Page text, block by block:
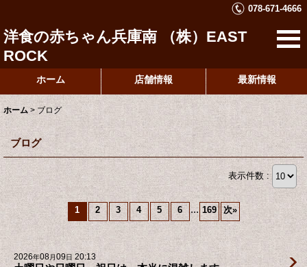
078-671-4666
洋食の赤ちゃん兵庫南 （株）EAST
ROCK
ホーム 店舗情報 最新情報
ホーム > ブログ
ブログ
表示件数 :
1 2 3 4 5 6 ... 169 次»
2026年08月09日 20:13